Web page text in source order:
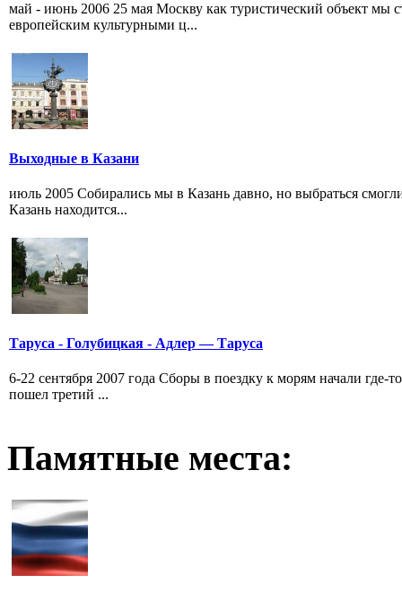
май - июнь 2006 25 мая Москву как туристический объект мы
европейским культурными ц...
Выходные в Казани
июль 2005 Собирались мы в Казань давно, но выбраться
Казань находится...
Таруса - Голубицкая - Адлер — Таруса
6-22 сентября 2007 года Сборы в поездку к морям начали
пошел третий ...
Памятные места: